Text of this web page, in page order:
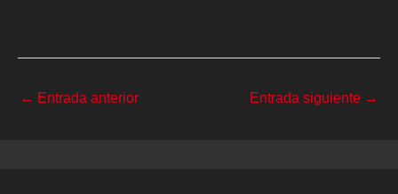
← Entrada anterior Entrada siguiente →